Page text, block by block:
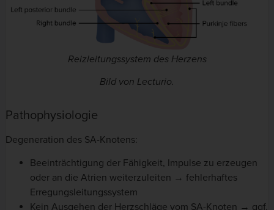
Reizleitungssystem des Herzens
Bild von Lecturio.
Pathophysiologie
Degeneration des SA-Knotens:
Beeinträchtigung der Fähigkeit, Impulse zu erzeugen
oder an die Atrien weiterzuleiten → fehlerhaftes
Erregungsleitungssystem
Kein Ausgehen der Herzschläge vom SA-Knoten → ggf.